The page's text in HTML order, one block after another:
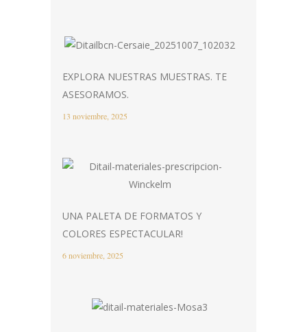
EXPLORA NUESTRAS MUESTRAS. TE
ASESORAMOS.
13 noviembre, 2025
UNA PALETA DE FORMATOS Y
COLORES ESPECTACULAR!
6 noviembre, 2025